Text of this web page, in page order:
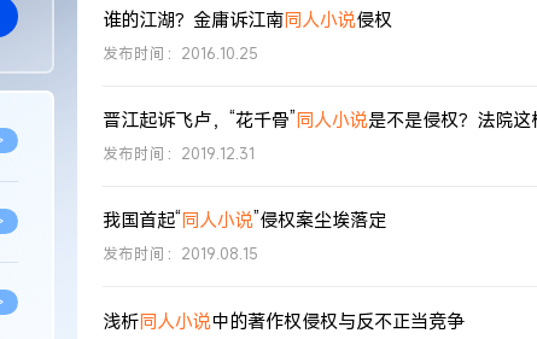
谁的江湖？金庸诉江南同人小说侵权
发布时间：2016.10.25
晋江起诉飞卢，“花千骨”同人小说是不是侵权？法院这
发布时间：2019.12.31
我国首起“同人小说”侵权案尘埃落定
发布时间：2019.08.15
浅析同人小说中的著作权侵权与反不正当竞争